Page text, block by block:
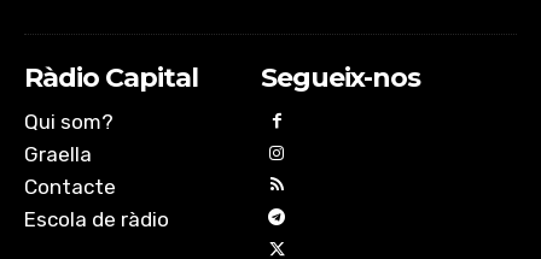
Ràdio Capital
Qui som?
Graella
Contacte
Escola de ràdio
Segueix-nos